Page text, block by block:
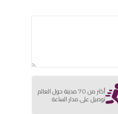
أكثر من 70 مدينة حول العالم
توصيل على مدار الساعة